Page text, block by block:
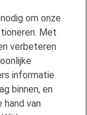
om onze
Met
verbeteren
informatie
binnen, en
hand van